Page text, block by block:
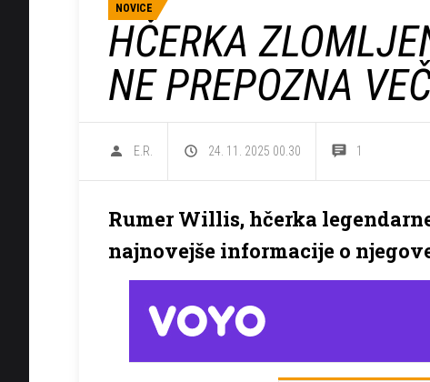
NOVICE
HČERKA
NE PREPOZNA
E.R. 24. 11. 2025 00.30 1
Rumer Willis, hčerka
najnovejše informacije o